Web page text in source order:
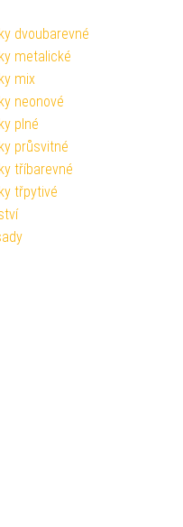
dvoubarevné
metalické
mix
neonové
plné
průsvitné
tříbarevné
třpytivé